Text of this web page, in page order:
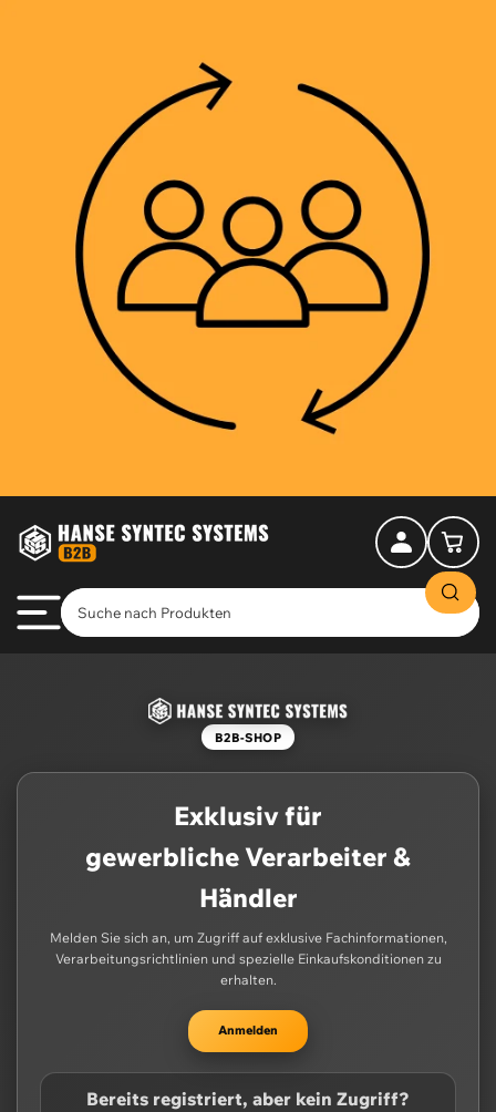
Anmelden
Mini-Warenkorb
B2B-SHOP
Exklusiv für
gewerbliche Verarbeiter &
Händler
Melden Sie sich an, um Zugriff auf exklusive Fachinformationen,
Verarbeitungsrichtlinien und spezielle Einkaufskonditionen zu
erhalten.
Anmelden
Bereits registriert, aber kein Zugriff?